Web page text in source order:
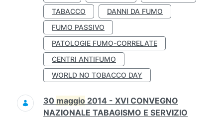
TABACCO
DANNI DA FUMO
FUMO PASSIVO
PATOLOGIE FUMO-CORRELATE
CENTRI ANTIFUMO
WORLD NO TOBACCO DAY
30 maggio 2014 - XVI CONVEGNO
NAZIONALE TABAGISMO E SERVIZIO